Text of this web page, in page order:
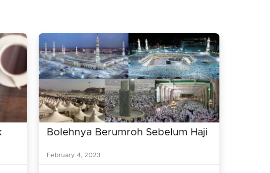
Bolehnya Berumroh Sebelum Haji
February 4, 2023